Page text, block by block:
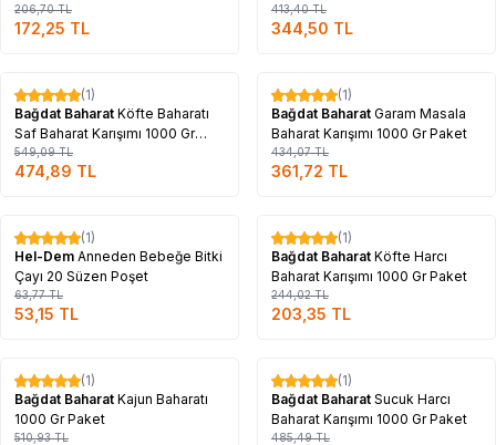
Paket
206,70TL
172,25 TL
413,40TL
344,50 TL
%14
(1)
Bağdat Baharat Köfte Baharatı
Saf Baharat Karışımı 1000 Gr
Paket
549,09TL
474,89 TL
%17
(1)
Bağdat Baharat Garam Masala
Baharat Karışımı 1000 Gr Paket
434,07TL
361,72 TL
%17
(1)
Hel-Dem Anneden Bebeğe Bitki
Çayı 20 Süzen Poşet
63,77TL
53,15 TL
%17
(1)
Bağdat Baharat Köfte Harcı
Baharat Karışımı 1000 Gr Paket
244,02TL
203,35 TL
%17
(1)
Bağdat Baharat Kajun Baharatı
1000 Gr Paket
510,93TL
%18
(1)
Bağdat Baharat Sucuk Harcı
Baharat Karışımı 1000 Gr Paket
485,49TL